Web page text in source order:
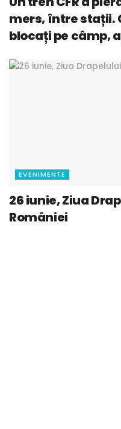
mers, între stații.
blocați pe câmp,
EVENIMENTE
26 iunie, Ziua
României